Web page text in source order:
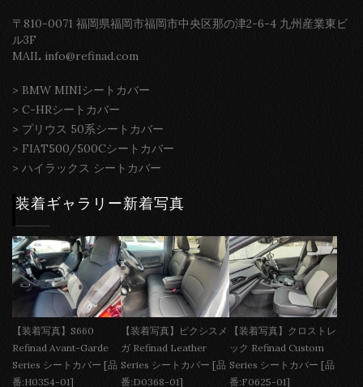
〒810-0071 福岡県福岡市福岡市中央区那の津2-6-4 九州産業東ビ
ル3F
MAIL info@refinad.com
> BMW MINIシートカバー
> C-HRシートカバー
> プリウス 50系シートカバー
> FIAT500/500Cシートカバー
> ハイラックス シートカバー
装着ギャラリー新着写真
【装着写真】S660
Refinad Avant-Garde
Series シートカバー [品
番:H0354-01]
【装着写真】ピクシスメ
ガ Refinad Leather
Series シートカバー [品
番:D0368-01]
【装着写真】クロストレ
ック Refinad Custom
Series シートカバー [品
番:F0625-01]